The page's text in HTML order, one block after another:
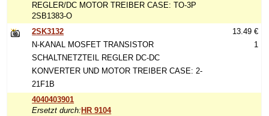
REGLER/DC MOTOR TREIBER CASE: TO-3P
2SB1383-O
2SK3132
N-KANAL MOSFET TRANSISTOR
SCHALTNETZTEIL REGLER DC-DC
KONVERTER UND MOTOR TREIBER CASE: 2-
21F1B
13.49 €
1
4040403901
Ersetzt durch: HR 9104